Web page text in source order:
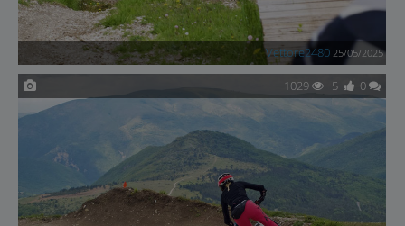
Vettore2480 25/05/2025
1029 5 0